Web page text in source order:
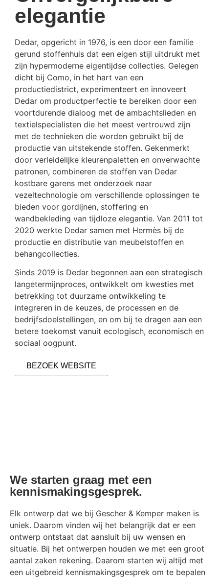
elegantie
Dedar, opgericht in 1976, is een door een familie
gerund stoffenhuis dat een eigen stijl uitdrukt met
zijn hypermoderne eigentijdse collecties. Gelegen
dicht bij Como, in het hart van een
productiedistrict, experimenteert en innoveert
Dedar om productperfectie te bereiken door een
voortdurende dialoog met de ambachtslieden en
textielspecialisten die het meest vertrouwd zijn
met de technieken die worden gebruikt bij de
productie van uitstekende stoffen. Gekenmerkt
door verleidelijke kleurenpaletten en onverwachte
patronen, combineren de stoffen van Dedar
kostbare garens met onderzoek naar
vezeltechnologie om verschillende oplossingen te
bieden voor gordijnen, stoffering en
wandbekleding van tijdloze elegantie. Van 2011 tot
2020 werkte Dedar samen met Hermès bij de
productie en distributie van meubelstoffen en
behangcollecties.
Sinds 2019 is Dedar begonnen aan een strategisch
langetermijnproces, ontwikkelt om kwesties met
betrekking tot duurzame ontwikkeling te
integreren in de keuzes, de processen en de
bedrijfsdoelstellingen, en om bij te dragen aan een
betere toekomst vanuit ecologisch, economisch en
sociaal oogpunt.
BEZOEK WEBSITE
We starten graag met een
kennismakingsgesprek.
Elk ontwerp dat we bij Gescher & Kemper maken is
uniek. Daarom vinden wij het belangrijk dat er een
ontwerp ontstaat dat aansluit bij uw wensen en
situatie. Bij het ontwerpen houden we met een groot
aantal zaken rekening. Daarom starten wij altijd met
een uitgebreid kennismakingsgesprek om te bepalen